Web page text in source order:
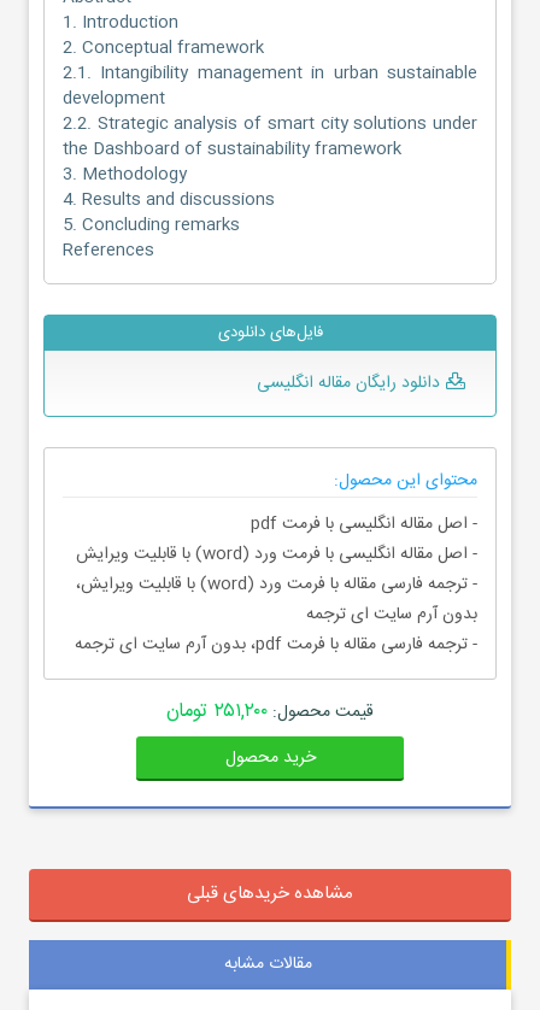
1. Introduction
2. Conceptual framework
2.1. Intangibility management in urban sustainable
development
2.2. Strategic analysis of smart city solutions under
the Dashboard of sustainability framework
3. Methodology
4. Results and discussions
5. Concluding remarks
References
فایل‌های دانلودی
دانلود رایگان مقاله انگلیسی
محتوای این محصول:
- اصل مقاله انگلیسی با فرمت pdf
- اصل مقاله انگلیسی با فرمت ورد (word) با قابلیت ویرایش
- ترجمه فارسی مقاله با فرمت ورد (word) با قابلیت ویرایش،
بدون آرم سایت ای ترجمه
- ترجمه فارسی مقاله با فرمت pdf، بدون آرم سایت ای ترجمه
قیمت محصول: ۲۵۱,۲۰۰ تومان
خرید محصول
مشاهده خریدهای قبلی
مقالات مشابه